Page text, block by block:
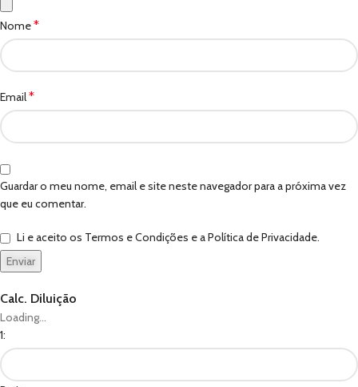
Nome*
Email*
Guardar o meu nome, email e site neste navegador para a próxima vez
que eu comentar.
Li e aceito os Termos e Condições e a Política de Privacidade.
Calc. Diluição
Loading...
1: